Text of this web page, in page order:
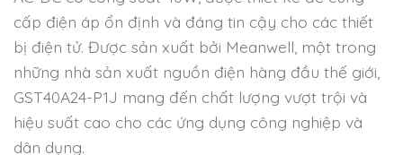
cấp điện áp ổn định và đáng tin cậy cho các thiết
bị điện tử. Được sản xuất bởi Meanwell, một trong
những nhà sản xuất nguồn điện hàng đầu thế giới,
GST40A24-P1J mang đến chất lượng vượt trội và
hiệu suất cao cho các ứng dụng công nghiệp và
dân dụng.